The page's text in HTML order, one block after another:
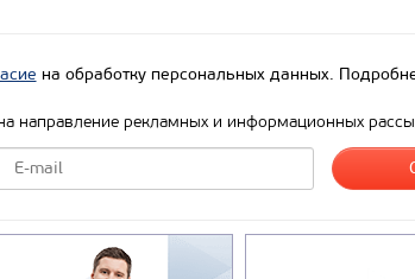
на обработку персональных данных.
направление рекламных и информационных